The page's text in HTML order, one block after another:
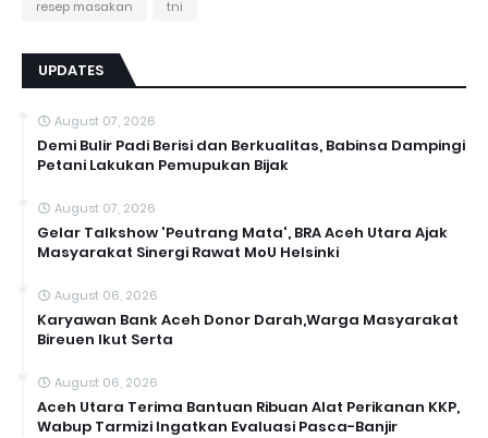
resep masakan
tni
UPDATES
August 07, 2026
Demi Bulir Padi Berisi dan Berkualitas, Babinsa Dampingi
Petani Lakukan Pemupukan Bijak
August 07, 2026
Gelar Talkshow 'Peutrang Mata', BRA Aceh Utara Ajak
Masyarakat Sinergi Rawat MoU Helsinki
August 06, 2026
Karyawan Bank Aceh Donor Darah,Warga Masyarakat
Bireuen Ikut Serta
August 06, 2026
Aceh Utara Terima Bantuan Ribuan Alat Perikanan KKP,
Wabup Tarmizi Ingatkan Evaluasi Pasca-Banjir